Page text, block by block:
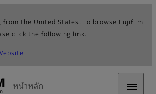
from the United States. To browse Fujifilm
click the following link.
หน้าหลัก